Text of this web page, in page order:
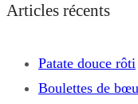
Articles récents
Patate douce rôti
Boulettes de